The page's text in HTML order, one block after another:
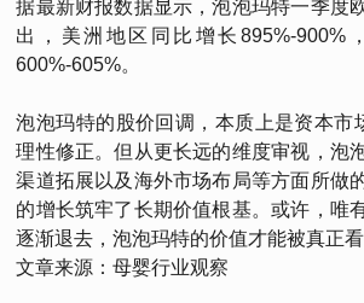
据最新财报数据显示，泡泡玛特一季度
出，美洲地区同比增长895%-900%
600%-605%。
泡泡玛特的股价回调，本质上是资本市
理性修正。但从更长远的维度审视，泡
渠道拓展以及海外市场布局等方面所做
的增长筑牢了长期价值根基。或许，唯
逐渐退去，泡泡玛特的价值才能被真正看
文章来源：母婴行业观察